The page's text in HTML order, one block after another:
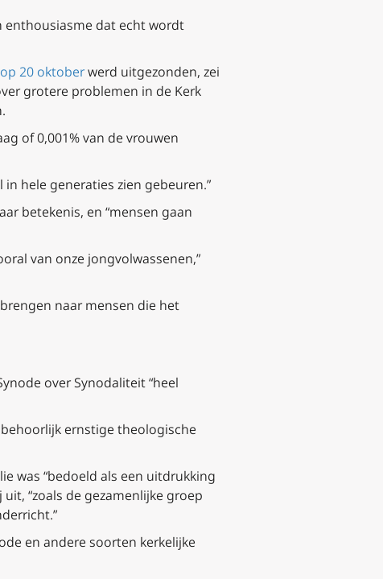
enthousiasme dat echt wordt
20 oktoberwerd uitgezonden, zei
grotere problemen in de Kerk
of 0,001% van de vrouwen
hele generaties zien gebeuren.”
betekenis, en “mensen gaan
van onze jongvolwassenen,”
naar mensen die het
over Synodaliteit “heel
behoorlijk ernstige theologische
was “bedoeld als een uitdrukking
“zoals de gezamenlijke groep
en andere soorten kerkelijke